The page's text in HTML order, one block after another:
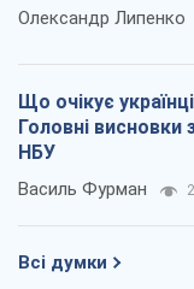
Олександр Липенко
Що очікує
Головні висновки
НБУ
Василь Фурман
Всі думки